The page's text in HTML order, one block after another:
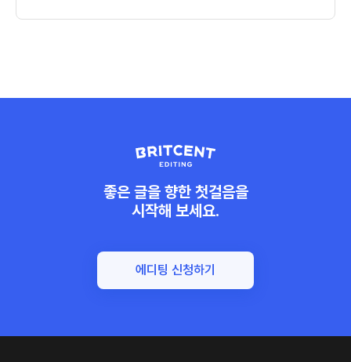
좋은 글을 향한 첫걸음을
시작해 보세요.
에디팅 신청하기